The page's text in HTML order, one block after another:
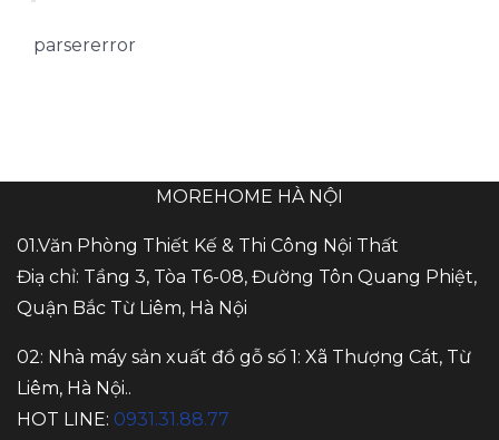
parsererror
MOREHOME HÀ NỘI
01.Văn Phòng Thiết Kế & Thi Công Nội Thất
Điạ chỉ: Tầng 3, Tòa T6-08, Đường Tôn Quang Phiệt,
Quận Bắc Từ Liêm, Hà Nội
02: Nhà máy sản xuất đồ gỗ số 1: Xã Thượng Cát, Từ
Liêm, Hà Nội..
HOT LINE: 0931.31.88.77